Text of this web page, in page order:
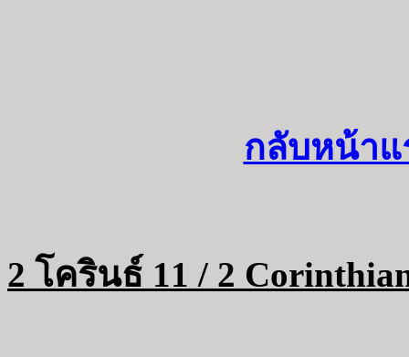
กลับหน้าแ
2 โครินธ์ 11 / 2